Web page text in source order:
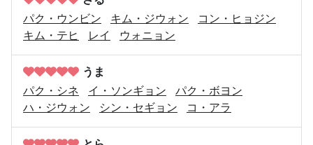
パク・ウンビン
キム・ジウォン
コン・ヒョジン
キム・テヒ
レイ ウォニョン
うま
パク・シネ
イ・ソンギョン
パク・ボヨン
ハ・ジウォン
シン・セギョン コ・アラ